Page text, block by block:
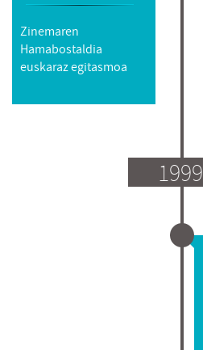
Zinemaren
Hamabostaldia
euskaraz egitasmoa
1999